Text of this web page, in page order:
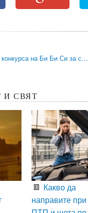
конкурса на Би Би Си за с…
И СВЯТ
Какво да
направите при